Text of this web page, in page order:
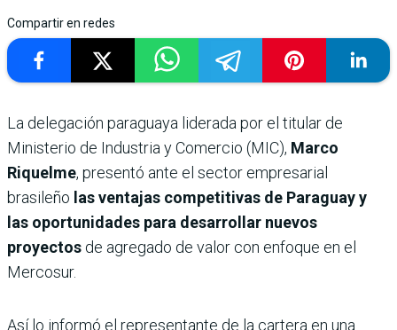
Compartir en redes
La delegación paraguaya liderada por el titular de
Ministerio de Industria y Comercio (MIC), Marco
Riquelme, presentó ante el sector empresarial
brasileño las ventajas competitivas de Paraguay y
las oportunidades para desarrollar nuevos
proyectos de agregado de valor con enfoque en el
Mercosur.
Así lo informó el representante de la cartera en una